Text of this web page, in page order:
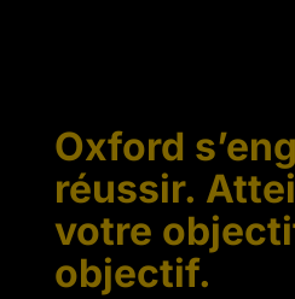
Oxford
réussir.
votre
objectif.